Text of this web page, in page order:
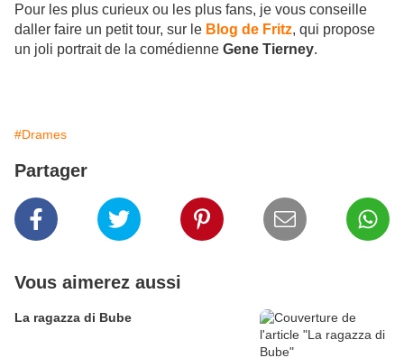
Pour les plus curieux ou les plus fans, je vous conseille
daller faire un petit tour, sur le Blog de Fritz, qui propose
un joli portrait de la comédienne Gene Tierney.
#Drames
Partager
Vous aimerez aussi
La ragazza di Bube